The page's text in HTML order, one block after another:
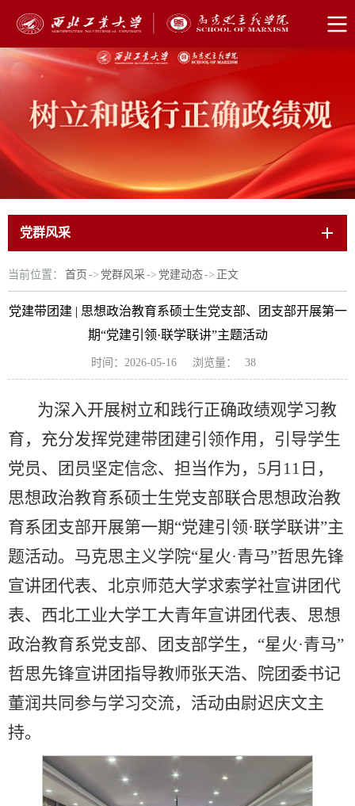
党群风采
当前位置： 首页 -> 党群风采-> 党建动态-> 正文
党建带团建 | 思想政治教育系硕士生党支部、团支部开展第一
期“党建引领·联学联讲”主题活动
时间：2026-05-16 浏览量： 38
为深入开展树立和践行正确政绩观学习教
育，充分发挥党建带团建引领作用，引导学生
党员、团员坚定信念、担当作为，5月11日，
思想政治教育系硕士生党支部联合思想政治教
育系团支部开展第一期“党建引领·联学联讲”主
题活动。马克思主义学院“星火·青马”哲思先锋
宣讲团代表、北京师范大学求索学社宣讲团代
表、西北工业大学工大青年宣讲团代表、思想
政治教育系党支部、团支部学生，“星火·青马”
哲思先锋宣讲团指导教师张天浩、院团委书记
董润共同参与学习交流，活动由尉迟庆文主
持。